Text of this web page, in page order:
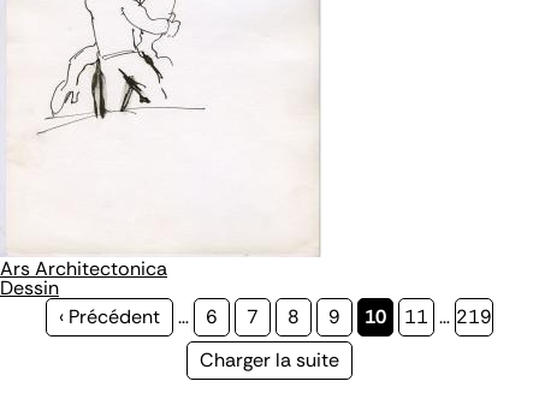
Ars Architectonica
Dessin
Page
‹ Précédent … Page
6 Page
7 Page
8 Page
9
Page
10 Page
11 … Page
219
Page
Charger la suite